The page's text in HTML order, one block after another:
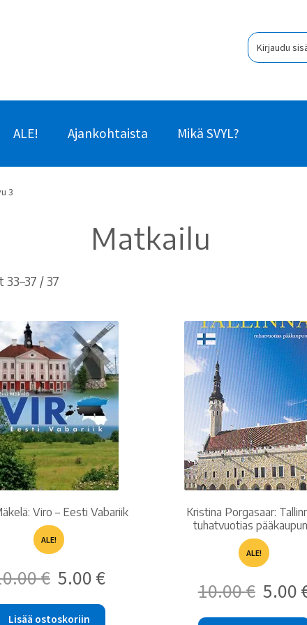
Kirjaudu
ALE! Ajankohtaista Mikä SVYL?
3
Matkailu
/ 37Sorted
latest
Viro – Eesti Vabariik
ALE!
€
Alkuperäinen
hinta
10.00 €.
5.00 €hinta
Lisää ostoskoriin
Kristina Porgasaar:
tuhatvuotias
ALE!
10.00€
hinta
5.00